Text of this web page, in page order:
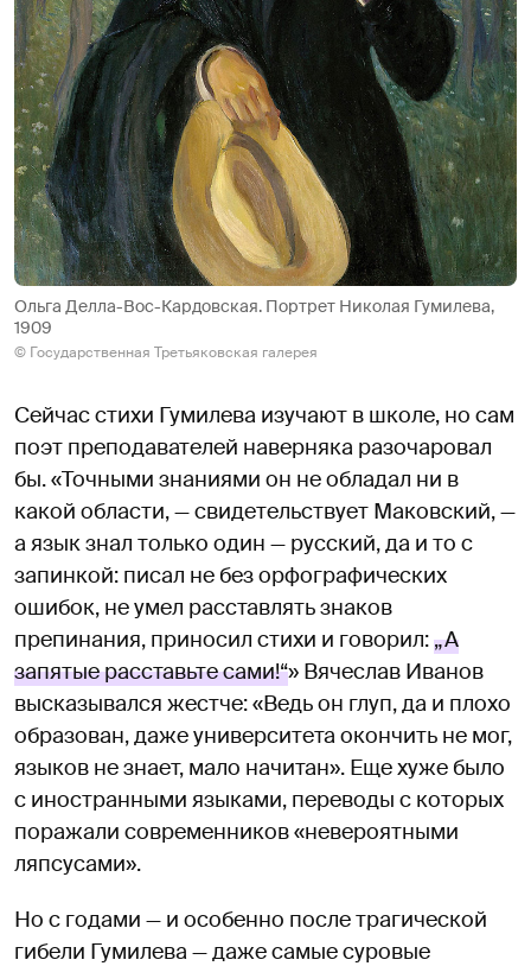
Ольга Делла-Вос-Кардовская. Портрет Николая Гумилева,
1909
© Государственная Третьяковская галерея
Сейчас стихи Гумилева изучают в школе, но сам
поэт преподавателей наверняка разочаровал
бы. «Точными знаниями он не обладал ни в
какой области, — свидетельствует Маковский, —
а язык знал только один — русский, да и то с
запинкой: писал не без орфографических
ошибок, не умел расставлять знаков
препинания, приносил стихи и говорил:„А
запятые расставьте сами!“» Вячеслав Иванов
высказывался жестче: «Ведь он глуп, да и плохо
образован, даже университета окончить не мог,
языков не знает, мало начитан». Еще хуже было
с иностранными языками, переводы с которых
поражали современников «невероятными
ляпсусами».
Но с годами — и особенно после трагической
гибели Гумилева — даже самые суровые